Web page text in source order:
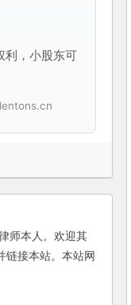
利，小股东可
师本人。欢迎其
链接本站。本站网